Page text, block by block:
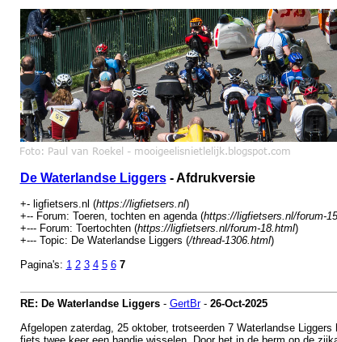
De Waterlandse Liggers- Afdrukversie
+- ligfietsers.nl (https://ligfietsers.nl)
+-- Forum: Toeren, tochten en agenda (https://ligfietsers.nl/forum-
+--- Forum: Toertochten (https://ligfietsers.nl/forum-18.html)
+--- Topic: De Waterlandse Liggers (/thread-1306.html)
Pagina's: 1 2 3 4 5 6 7
RE: De Waterlandse Liggers- GertBr- 26-Oct-2025
Afgelopen zaterdag, 25 oktober, trotseerden 7 Waterlandse